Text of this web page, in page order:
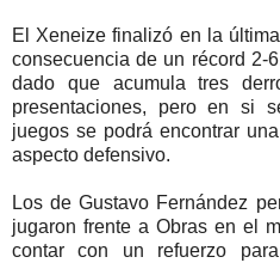
El Xeneize finalizó en la
consecuencia de un récord 2-
dado que acumula tres
presentaciones, pero en si
juegos se podrá encontrar
aspecto defensivo.
Los de Gustavo Fernández
jugaron frente a Obras en el
contar con un refuerzo